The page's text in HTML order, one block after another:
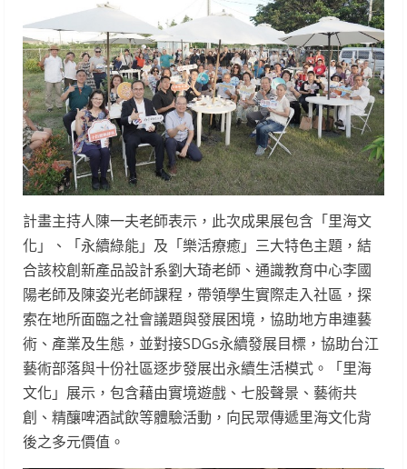
計畫主持人陳一夫老師表示，此次成果展包含「里海文
化」、「永續綠能」及「樂活療癒」三大特色主題，結
合該校創新產品設計系劉大琦老師、通識教育中心李國
陽老師及陳姿光老師課程，帶領學生實際走入社區，探
索在地所面臨之社會議題與發展困境，協助地方串連藝
術、產業及生態，並對接SDGs永續發展目標，協助台江
藝術部落與十份社區逐步發展出永續生活模式。「里海
文化」展示，包含藉由實境遊戲、七股聲景、藝術共
創、精釀啤酒試飲等體驗活動，向民眾傳遞里海文化背
後之多元價值。